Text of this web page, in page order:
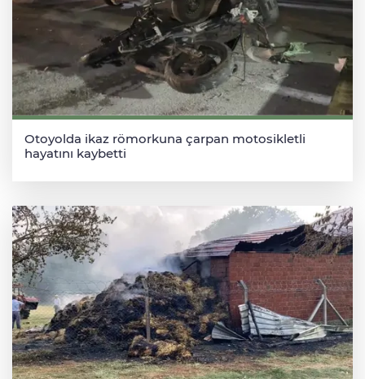
Otoyolda ikaz römorkuna çarpan motosikletli
hayatını kaybetti